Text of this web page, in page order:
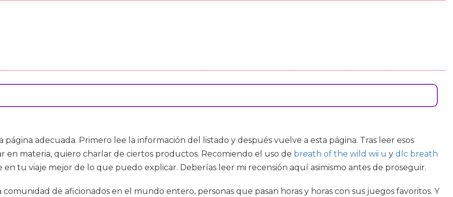
página adecuada. Primero lee la información del listado y después vuelve a esta página. Tras leer esos
en materia, quiero charlar de ciertos productos. Recomiendo el uso de breath of the wild wii u y dlc breath
tu viaje mejor de lo que puedo explicar. Deberías leer mi recensión aquí asimismo antes de proseguir.
de aficionados en el mundo entero, personas que pasan horas y horas con sus juegos favoritos. Y